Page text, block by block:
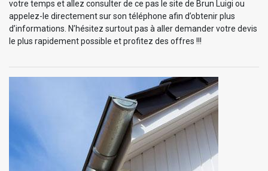
votre temps et allez consulter de ce pas le site de Brun Luigi ou
appelez-le directement sur son téléphone afin d’obtenir plus
d’informations. N’hésitez surtout pas à aller demander votre devis
le plus rapidement possible et profitez des offres !!!